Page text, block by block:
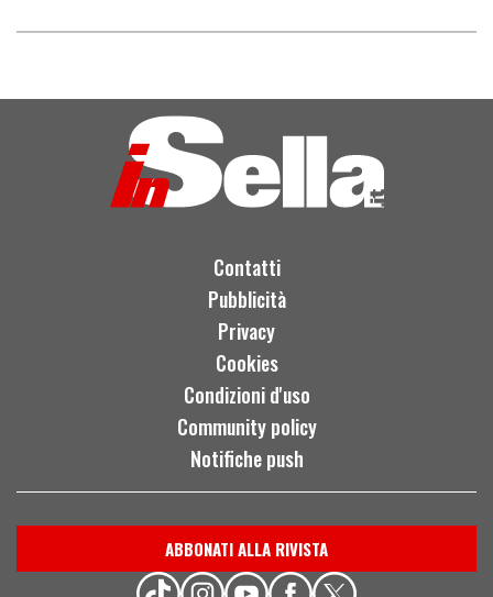
Contatti
Pubblicità
Privacy
Cookies
Condizioni d'uso
Community policy
Notifiche push
ABBONATI ALLA RIVISTA